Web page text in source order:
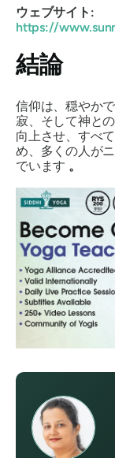
ウェブサイト:
https://
結論
信仰は、穏やか
寂、そして神と
向上させ、すべ
め、多くの人が
でいます 。